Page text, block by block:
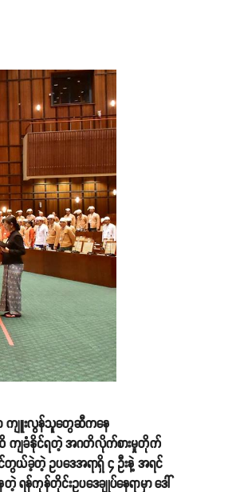
ကျူးလွန်သူတွေဆီကနေ
ထိ ကျခံနိုင်ရတဲ့ အဂတိလိုက်စားမှုတိုက်
င်တွယ်ခဲ့တဲ့ ဥပဒေအရာရှိ ၄ ဦးနဲ့ အရင်
န်ကုန်တိုင်းဥပဒေချုပ်နေရာမှာ ဒေါ်